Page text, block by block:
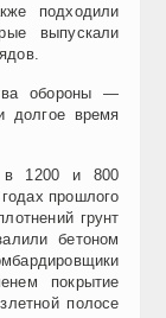
подходили
выпускали
обороны —
долгое время
в 1200 и 800
прошлого
грунт
бетоном
покрытие
полосе